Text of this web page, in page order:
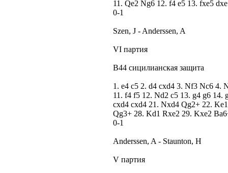
11. Qe2 Ng6 12. f4 e5 13. fxe5
0-1
Szen, J - Anderssen, A
VI партия
B44 сицилианская защита
1. e4 c5 2. d4 cxd4 3. Nf3 Nc6 4.
11. f4 f5 12. Nd2 c5 13. g4 g6
cxd4 cxd4 21. Nxd4 Qg2+ 22.
Qg3+ 28. Kd1 Rxe2 29. Kxe2
0-1
Anderssen, A - Staunton, H
V партия